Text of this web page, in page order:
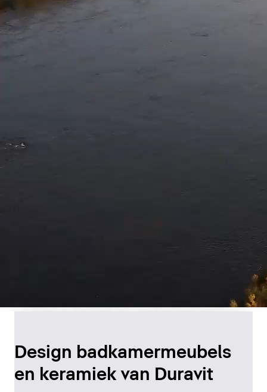
Canada
Meer informatie
Design badkamermeubels
en keramiek van Duravit